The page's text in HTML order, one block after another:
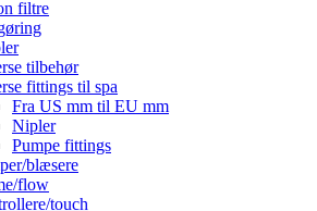
filtre
tilbehør
fittings til spa
Fra US mm til EU mm
Nipler
Pumpe fittings
blæsere
flow
touch